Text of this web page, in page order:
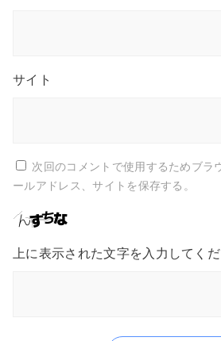
サイト
次回のコメントで使用するためブラ
ールアドレス、サイトを保存する。
上に表示された文字を入力してくだ